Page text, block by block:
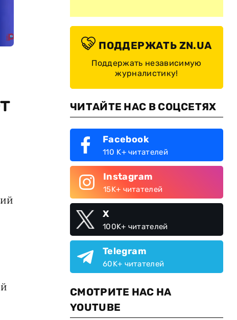
ПОДДЕРЖАТЬ ZN.UA
Поддержать независимую
журналистику!
ЧИТАЙТЕ НАС В СОЦСЕТЯХ
Facebook
110 K+ читателей
Instagram
15K+ читателей
X
100K+ читателей
Telegram
60K+ читателей
СМОТРИТЕ НАС НА
YOUTUBE